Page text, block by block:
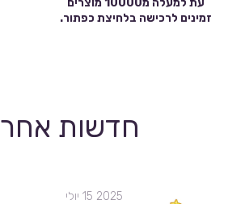
זמינים לרכישה בלחיצת כפתור.
חדשות
2025 15 יולי